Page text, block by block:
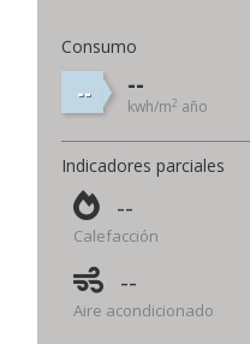
Consumo
-- --
kwh/m2 año
Indicadores parciales
--
Calefacción
--
Aire acondicionado